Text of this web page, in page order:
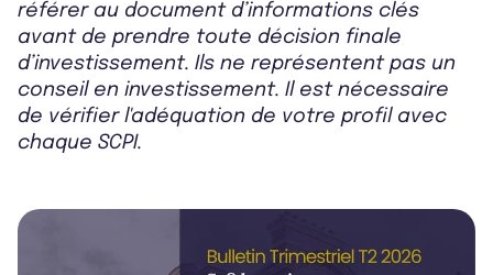
référer au document d’informations clés
avant de prendre toute décision finale
d’investissement. Ils ne représentent pas un
conseil en investissement. Il est nécessaire
de vérifier l'adéquation de votre profil avec
chaque SCPI.